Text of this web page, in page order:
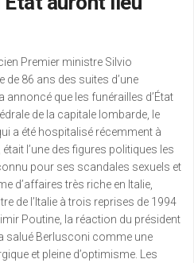
Premier ministre Silvio
de 86 ans des suites d’une
annoncé que les funérailles d’État
de la capitale lombarde, le
a été hospitalisé récemment à
l’une des figures politiques les
pour ses scandales sexuels et
d’affaires très riche en Italie,
de l’Italie à trois reprises de 1994
Poutine, la réaction du président
salué Berlusconi comme une
et pleine d’optimisme. Les